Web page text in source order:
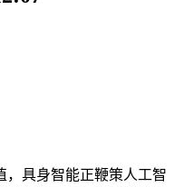
具身智能正鞭策人工智